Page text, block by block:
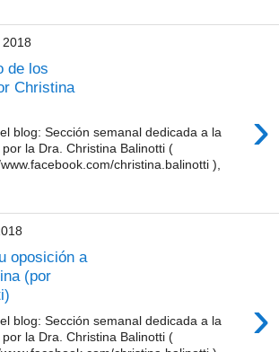
de los
Christina
›
blog: Sección semanal dedicada a la
la Dra. Christina Balinotti (
christina.balinotti ),
oposición a
(por
›
blog: Sección semanal dedicada a la
la Dra. Christina Balinotti (